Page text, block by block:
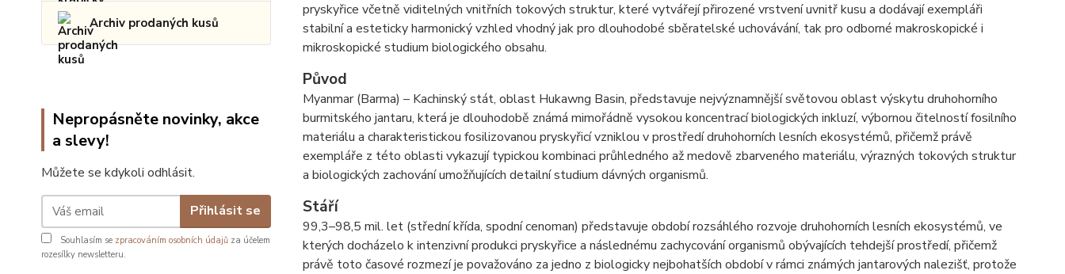
Archiv prodaných kusů
Nepropásněte novinky, akce
a slevy!
Můžete se kdykoli odhlásit.
Přihlásit se
Souhlasím se zpracováním osobních údajů za účelem
rozesílky newsletteru.
pryskyřice včetně viditelných vnitřních tokových struktur, které vytvářejí přirozené vrstvení uvnitř kusu a dodávají exempláři
stabilní a esteticky harmonický vzhled vhodný jak pro dlouhodobé sběratelské uchovávání, tak pro odborné makroskopické i
mikroskopické studium biologického obsahu.
Původ
Myanmar (Barma) – Kachinský stát, oblast Hukawng Basin, představuje nejvýznamnější světovou oblast výskytu druhohorního
burmitského jantaru, která je dlouhodobě známá mimořádně vysokou koncentrací biologických inkluzí, výbornou čitelností fosilního
materiálu a charakteristickou fosilizovanou pryskyřicí vzniklou v prostředí druhohorních lesních ekosystémů, přičemž právě
exempláře z této oblasti vykazují typickou kombinaci průhledného až medově zbarveného materiálu, výrazných tokových struktur
a biologických zachování umožňujících detailní studium dávných organismů.
Stáří
99,3–98,5 mil. let (střední křída, spodní cenoman) představuje období rozsáhlého rozvoje druhohorních lesních ekosystémů, ve
kterých docházelo k intenzivní produkci pryskyřice a následnému zachycování organismů obývajících tehdejší prostředí, přičemž
právě toto časové rozmezí je považováno za jedno z biologicky nejbohatších období v rámci známých jantarových nalezišť, protože